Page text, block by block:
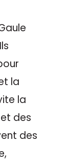
la
la
des
des